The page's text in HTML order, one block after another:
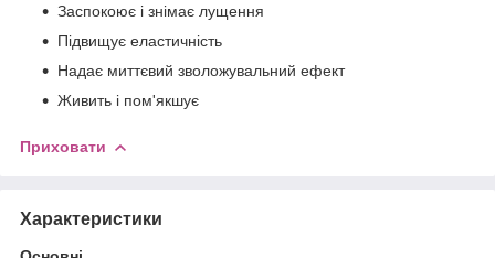
Заспокоює і знімає лущення
Підвищує еластичність
Надає миттєвий зволожувальний ефект
Живить і пом'якшує
Приховати
Характеристики